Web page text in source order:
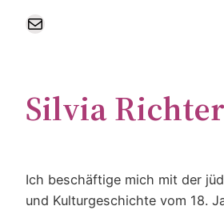
E-Mail
Silvia Richter
Ich beschäftige mich mit der
und Kulturgeschichte vom 18.